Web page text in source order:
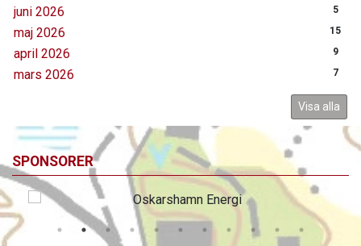
juni 2026 5
maj 2026 15
april 2026 9
mars 2026 7
Visa alla
SPONSORER